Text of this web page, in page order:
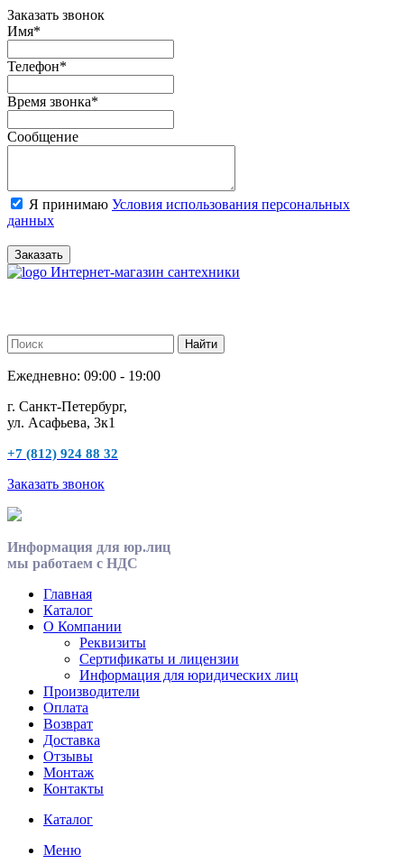
Заказать звонок
Имя*
Телефон*
Время звонка*
Сообщение
Я принимаю Условия использования персональных
данных
Заказать
Интернет-магазин сантехники
Ежедневно: 09:00 - 19:00
г. Санкт-Петербург,
ул. Асафьева, 3к1
+7 (812) 924 88 32
Заказать звонок
Информация для юр.лиц
мы работаем с НДС
Главная
Каталог
О Компании
Реквизиты
Сертификаты и лицензии
Информация для юридических лиц
Производители
Оплата
Возврат
Доставка
Отзывы
Монтаж
Контакты
Каталог
Меню